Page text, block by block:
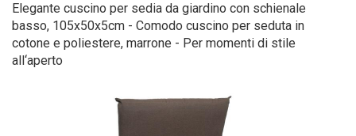
Elegante cuscino per sedia da giardino con schienale
basso, 105x50x5cm - Comodo cuscino per seduta in
cotone e poliestere, marrone - Per momenti di stile
all‘aperto